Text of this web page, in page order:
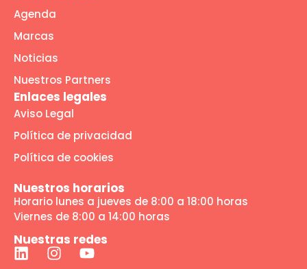
Agenda
Marcas
Noticias
Nuestros Partners
Enlaces legales
Aviso Legal
Política de privacidad
Política de cookies
Nuestros horarios
Horario lunes a jueves de 8:00 a 18:00 horas
Viernes de 8:00 a 14:00 horas
Nuestras redes